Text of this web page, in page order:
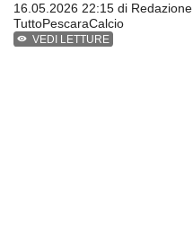
16.05.2026 22:15 di Redazione
TuttoPescaraCalcio
VEDI LETTURE